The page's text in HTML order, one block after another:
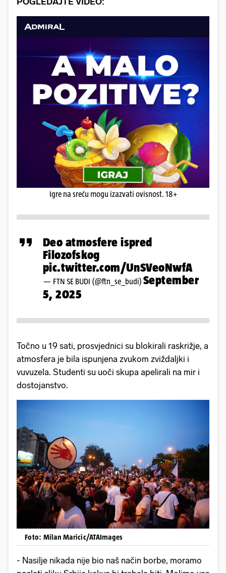
Igre na sreću mogu izazvati ovisnost. 18+
Deo atmosfere ispred
Filozofskog
pic.twitter.com/UnSVeoNwfA
— FTN SE BUDI (@ftn_se_budi) September
5, 2025
Točno u 19 sati, prosvjednici su blokirali raskrižje, a
atmosfera je bila ispunjena zvukom zviždaljki i
vuvuzela. Studenti su uoči skupa apelirali na mir i
dostojanstvo.
Foto: Milan Maricic/ATAImages
- Nasilje nikada nije bio naš način borbe, moramo